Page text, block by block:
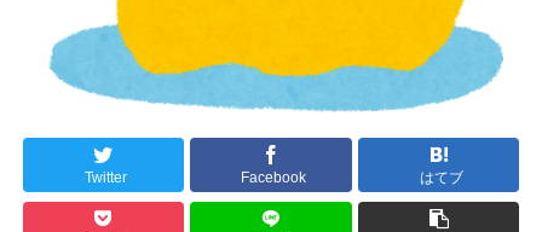
Twitter Facebook はてブ